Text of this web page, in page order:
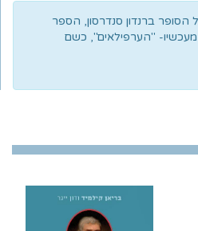
ברנדון סנדרסון, הספר
"הערפילאים", כשם